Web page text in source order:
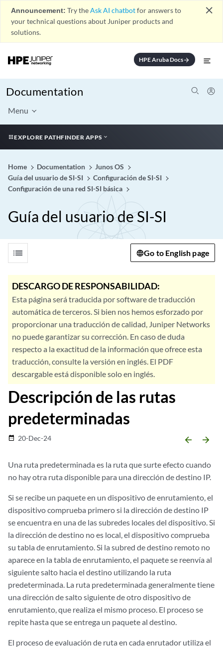
Announcement: Try theAsk AI chatbotfor answers to
your technical questions about Juniper products and
solutions.
close
HPE Aruba Docsarrow_forward
Documentation
Menu
EXPLORE PATHFINDER APPS
Home Documentation
Junos OS
Guía del usuario de SI-SI
Configuración de SI-SI
Configuración de una red SI-SI básica
Guía del usuario de SI-SI
list Go to English page
DESCARGO DE RESPONSABILIDAD:
Esta página será traducida por software de traducción
automática de terceros. Si bien nos hemos esforzado por
proporcionar una traducción de calidad, Juniper Networks
no puede garantizar su corrección. En caso de duda
respecto a la exactitud de la información que ofrece esta
traducción, consulte la versión en inglés. El PDF
descargable está disponible solo en inglés.
Descripción de las rutas
predeterminadas
date_range 20-Dec-24 arrow_backward arrow_forward
Una ruta predeterminada es la ruta que surte efecto cuando
no hay otra ruta disponible para una dirección de destino IP.
Si se recibe un paquete en un dispositivo de enrutamiento, el
dispositivo comprueba primero si la dirección de destino IP
se encuentra en una de las subredes locales del dispositivo. Si
la dirección de destino no es local, el dispositivo comprueba
su tabla de enrutamiento. Si la subred de destino remoto no
aparece en la tabla de enrutamiento, el paquete se reenvía al
siguiente salto hacia el destino utilizando la ruta
predeterminada. La ruta predeterminada generalmente tiene
una dirección de salto siguiente de otro dispositivo de
enrutamiento, que realiza el mismo proceso. El proceso se
repite hasta que se entrega un paquete al destino.
El proceso de evaluación de ruta en cada enrutador utiliza el